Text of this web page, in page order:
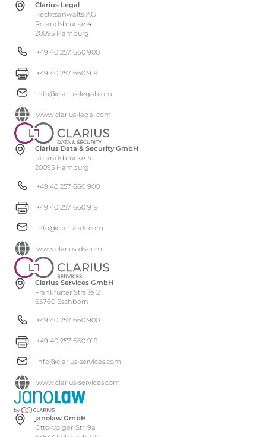
Clarius Legal
Rechtsanwalts-AG
Rolandsbrücke 4
20095 Hamburg
+49 40 257 660 900
+49 40 257 660 919
info@clarius-legal.com
www.clarius-legal.com
Clarius Data & Security GmbH
Rolandsbrücke 4
20095 Hamburg
+49 40 257 660 900
+49 40 257 660 919
info@clarius-ds.com
www.clarius-ds.com
Clarius Services GmbH
Frankfurter Straße 2
65760 Eschborn
+49 40 257 660 900
+49 40 257 660 919
info@clarius-services.com
www.clarius-services.com
janolaw GmbH
Otto-Volger-Str. 9a